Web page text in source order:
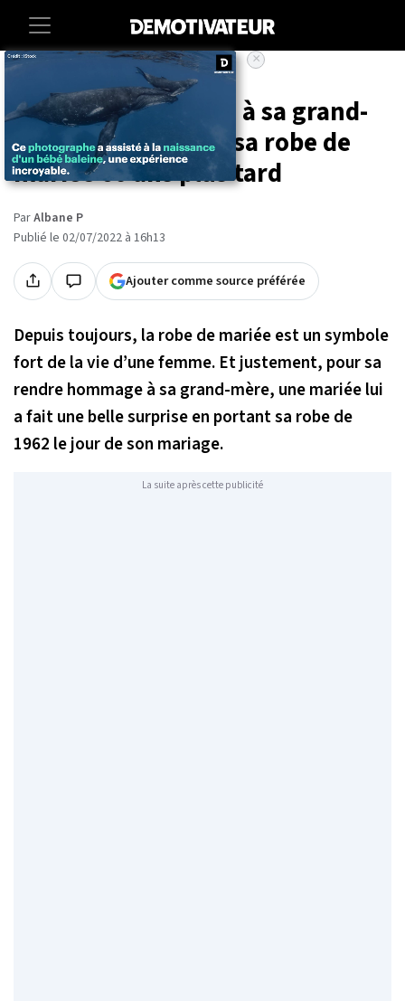
Insolite
Elle rend hommage à sa grand-
mère en reportant sa robe de
mariée 60 ans plus tard
ParAlbane P
Publié le 02/07/2022 à 16h13
Ajouter comme source préférée
Depuis toujours, la robe de mariée est un symbole
fort de la vie d’une femme. Et justement, pour sa
rendre hommage à sa grand-mère, une mariée lui
a fait une belle surprise en portant sa robe de
1962 le jour de son mariage.
La suite après cette publicité
×